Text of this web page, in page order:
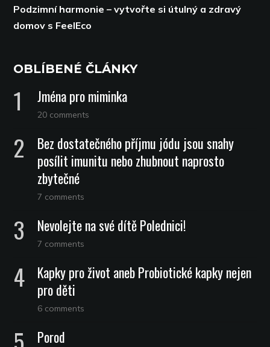
Podzimní harmonie – vytvořte si útulný a zdravý
domov s FeelEco
OBLÍBENÉ ČLÁNKY
Jména pro miminka
20 comments
Bez dostatečného příjmu jódu jsou snahy
posílit imunitu nebo zhubnout naprosto
zbytečné
7 comments
Nevolejte na své dítě Polednici!
7 comments
Kapky pro život aneb Probiotické kapky nejen
pro děti
6 comments
Porod